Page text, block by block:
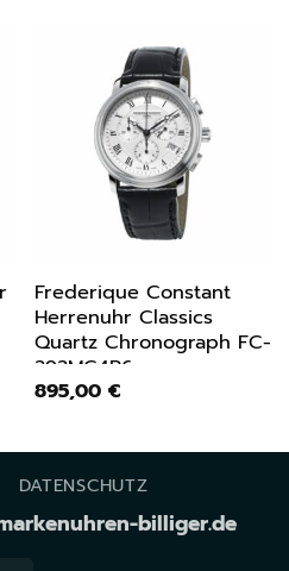
Frederique Constant
Herrenuhr Classics
Quartz Chronograph FC-
292MC4P6
895,00 €
DATENSCHUTZ
billiger.de